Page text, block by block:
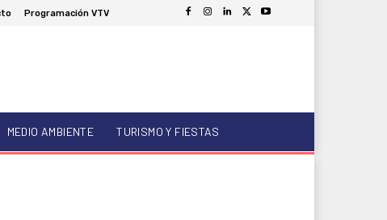
Programación VTV
MEDIO AMBIENTE TURISMO Y FIESTAS